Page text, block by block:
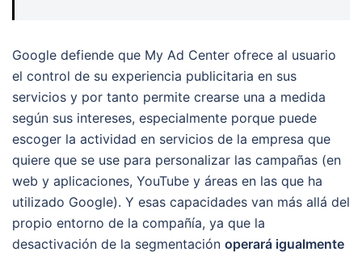
Google defiende que My Ad Center ofrece al usuario
el control de su experiencia publicitaria en sus
servicios y por tanto permite crearse una a medida
según sus intereses, especialmente porque puede
escoger la actividad en servicios de la empresa que
quiere que se use para personalizar las campañas (en
web y aplicaciones, YouTube y áreas en las que ha
utilizado Google). Y esas capacidades van más allá del
propio entorno de la compañía, ya que la
desactivación de la segmentación operará igualmente